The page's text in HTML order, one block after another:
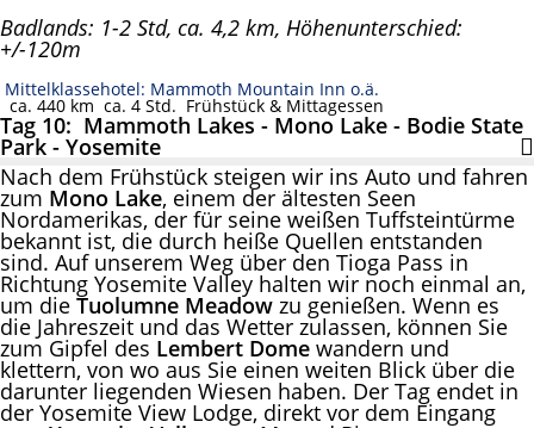
Badlands: 1-2 Std, ca. 4,2 km, Höhenunterschied:
+/-120m
Mittelklassehotel: Mammoth Mountain Inn o.ä.
ca. 440 km ca. 4 Std. Frühstück & Mittagessen
Tag 10: Mammoth Lakes - Mono Lake - Bodie State
Park - Yosemite
Nach dem Frühstück steigen wir ins Auto und fahren
zum Mono Lake, einem der ältesten Seen
Nordamerikas, der für seine weißen Tuffsteintürme
bekannt ist, die durch heiße Quellen entstanden
sind. Auf unserem Weg über den Tioga Pass in
Richtung Yosemite Valley halten wir noch einmal an,
um die Tuolumne Meadow zu genießen. Wenn es
die Jahreszeit und das Wetter zulassen, können Sie
zum Gipfel des Lembert Dome wandern und
klettern, von wo aus Sie einen weiten Blick über die
darunter liegenden Wiesen haben. Der Tag endet in
der Yosemite View Lodge, direkt vor dem Eingang